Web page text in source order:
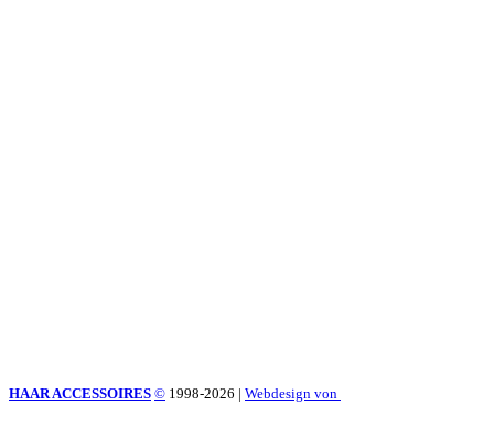
HAAR ACCESSOIRES © 1998-2026 | Webdesign von